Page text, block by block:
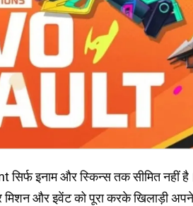
इनाम और स्किन्स तक सीमित नहीं
और इवेंट को पूरा करके खिलाड़ी